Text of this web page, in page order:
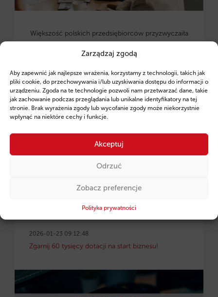
Zarządzaj zgodą
Aby zapewnić jak najlepsze wrażenia, korzystamy z technologii, takich jak
pliki cookie, do przechowywania i/lub uzyskiwania dostępu do informacji o
urządzeniu. Zgoda na te technologie pozwoli nam przetwarzać dane, takie
jak zachowanie podczas przeglądania lub unikalne identyfikatory na tej
stronie. Brak wyrażenia zgody lub wycofanie zgody może niekorzystnie
wpłynąć na niektóre cechy i funkcje.
Akceptuj
Odrzuć
Zobacz preferencje
Polityka prywatności
Większość polskich przedsiębiorców przyzwyczaiła
Tymczasem w ramach Polskiej Strefy Inwestycji
) karta się odwraca. Fintaxis dotarło do danych,
które potwierdzają:dziękiodpowiedniejinżynierii
finansowejmożesznie płacić podatku
dochodowego nawet przez 15 lat. Jest jednak
jeden haczyk,który dyskwalifikuje tysiące firm już
Sprawdź szczegóły!
2026-01-23 09:12:48
Zgarnij 60 tysięcy dotacji na start biznesu!